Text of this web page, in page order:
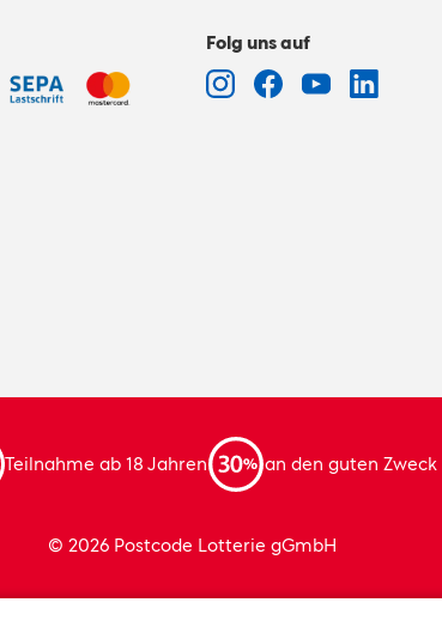
Folg uns auf
Teilnahme ab 18 Jahren an den guten Zweck
© 2026 Postcode Lotterie gGmbH